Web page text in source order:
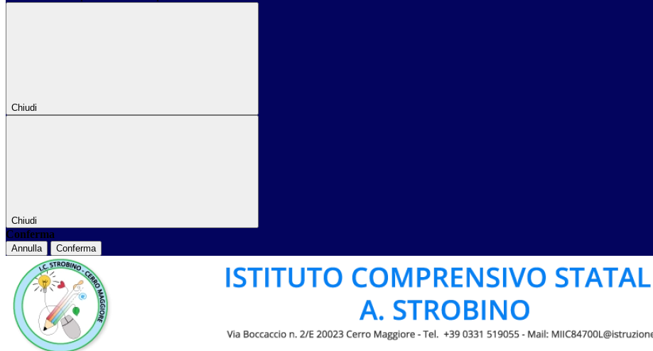
Chiudi
Chiudi
Conferma
Annulla Conferma